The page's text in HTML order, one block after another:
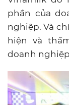
phần của
nghiệp. Và
hiện và
doanh